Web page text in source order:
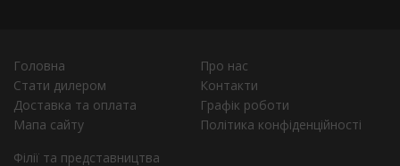
Головна
Про нас
Стати дилером
Контакти
Доставка та оплата
Графік роботи
Мапа сайту
Політика конфіденційності
Філії та представництва